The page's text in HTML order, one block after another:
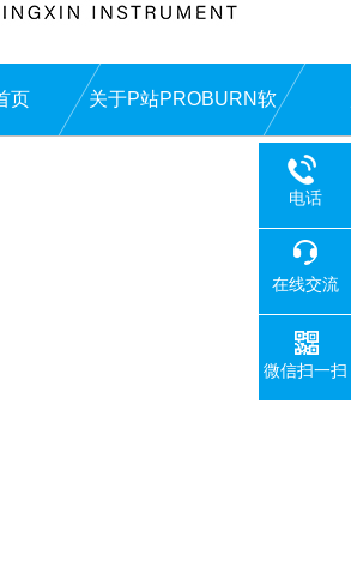
页 关于P站PROBURN软
电话
在线交流
微信扫一扫